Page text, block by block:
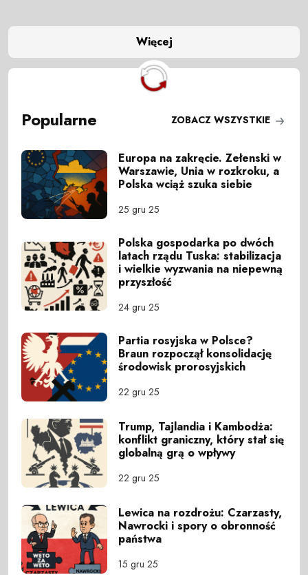
Więcej
Popularne ZOBACZ WSZYSTKIE
Europa na zakręcie. Zełenski w
Warszawie, Unia w rozkroku, a
Polska wciąż szuka siebie
25 gru 25
Polska gospodarka po dwóch
latach rządu Tuska: stabilizacja
i wielkie wyzwania na niepewną
przyszłość
24 gru 25
Partia rosyjska w Polsce?
Braun rozpoczął konsolidację
środowisk prorosyjskich
22 gru 25
Trump, Tajlandia i Kambodża:
konflikt graniczny, który stał się
globalną grą o wpływy
22 gru 25
Lewica na rozdrożu: Czarzasty,
Nawrocki i spory o obronność
państwa
15 gru 25